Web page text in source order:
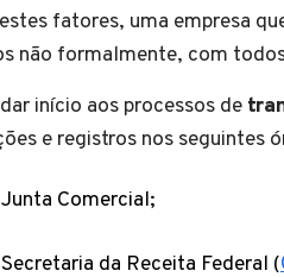
fatores, uma empresa
não formalmente, com
início aos processos de
e registros nos seguintes
Junta Comercial;
Secretaria da Receita Federal (